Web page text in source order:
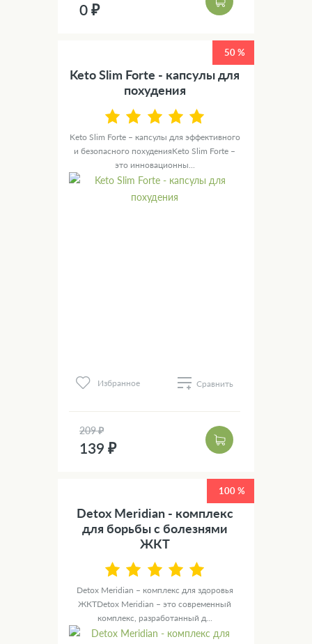
0 ₽
50 %
Keto Slim Forte - капсулы для
похудения
Keto Slim Forte – капсулы для эффективного
и безопасного похуденияKeto Slim Forte –
это инновационны...
Избранное Сравнить
209 ₽
139 ₽
100 %
Detox Meridian - комплекс
для борьбы с болезнями
ЖКТ
Detox Meridian – комплекс для здоровья
ЖКТDetox Meridian – это современный
комплекс, разработанный д...